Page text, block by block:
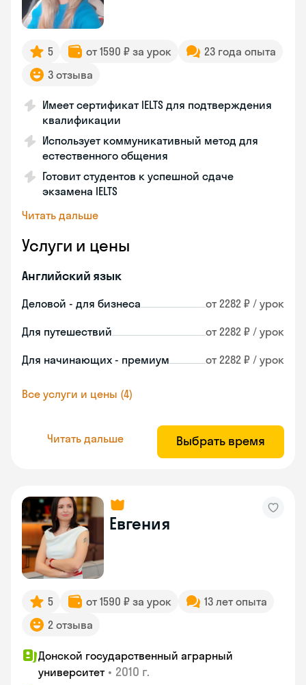
5 от 1590 ₽ за урок
23 года опыта
3 отзыва
Имеет сертификат IELTS для подтверждения
квалификации
Использует коммуникативный метод для
естественного общения
Готовит студентов к успешной сдаче
экзамена IELTS
Читать дальше
Услуги и цены
Английский язык
Деловой - для бизнеса от 2282 ₽ / урок
Для путешествий от 2282 ₽ / урок
Для начинающих - премиум от 2282 ₽ / урок
Все услуги и цены (4)
Читать дальше Выбрать время
Евгения
5 от 1590 ₽ за урок
13 лет опыта
2 отзыва
Донской государственный аграрный
университет • 2010 г.